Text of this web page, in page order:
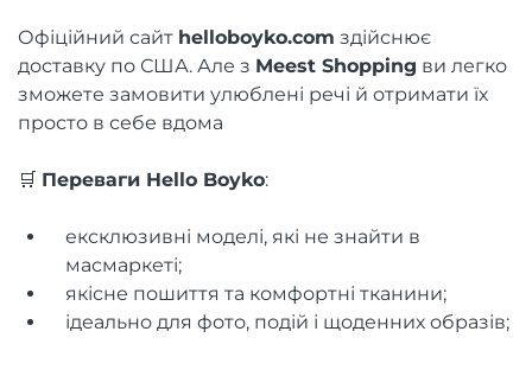
Офіційний сайт helloboyko.com здійснює
доставку по США. Але з Meest Shopping ви легко
зможете замовити улюблені речі й отримати їх
просто в себе вдома
🛒 Переваги Hello Boyko:
ексклюзивні моделі, які не знайти в
масмаркеті;
якісне пошиття та комфортні тканини;
ідеально для фото, подій і щоденних образів;